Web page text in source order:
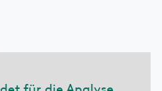
für die Analyse